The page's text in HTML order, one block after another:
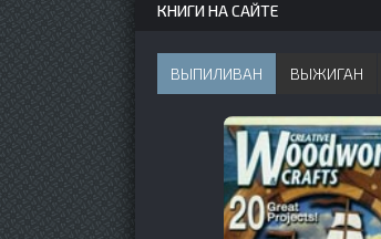
КНИГИ НА САЙТЕ
ВЫПИЛИВАН ВЫЖИГАН